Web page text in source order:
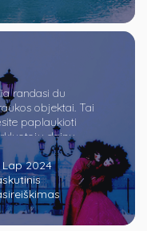
randasi du
objektai. Tai
paplaukioti
dainų,
maistu jaukiame
ir ilgiausiai
ar parašyti laišką
ir meilės, o gal
savo mylimajai?
kraštą!
Lap 2024